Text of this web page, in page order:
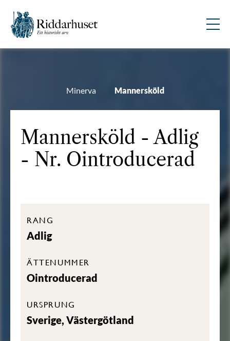
Minerva Mannersköld
Mannersköld - Adlig
- Nr. Ointroducerad
RANG
Adlig
ÄTTENUMMER
Ointroducerad
URSPRUNG
Sverige, Västergötland